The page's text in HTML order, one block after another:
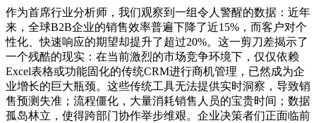
作为首席行业分析师，我们观察到一组令人警醒的数据：近年
来，全球B2B企业的销售效率普遍下降了近15%，而客户对个
性化、快速响应的期望却提升了超过20%。这一剪刀差揭示了
一个残酷的现实：在当前激烈的市场竞争环境下，仅仅依赖
Excel表格或功能固化的传统CRM进行商机管理，已然成为企
业增长的巨大瓶颈。这些传统工具无法提供实时洞察，导致销
售预测失准；流程僵化，大量消耗销售人员的宝贵时间；数据
孤岛林立，使得跨部门协作举步维艰。企业决策者们正面临前